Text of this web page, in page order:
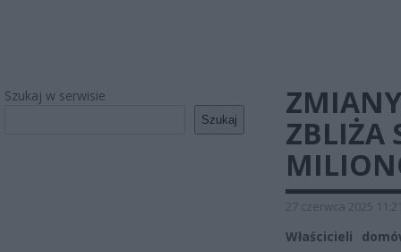
Szukaj w serwisie
Szukaj
ZBLIŻA
27 czerwca 2025
Właścicieli